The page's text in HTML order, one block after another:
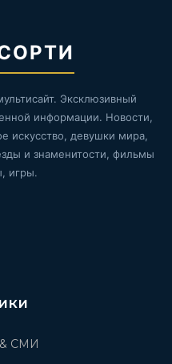
Эксклюзивный
информации. Новости,
искусство, девушки мира,
и знаменитости, фильмы
игры.
& СМИ